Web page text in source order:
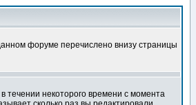
форуме перечислено внизу страницы
течении некоторого времени с момента